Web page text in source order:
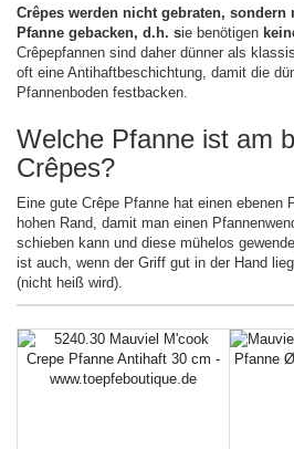
Crêpes werden nicht gebraten,
Pfanne gebacken, d.h. sie benötigen
Crêpepfannen sind daher dünner als
oft eine Antihaftbeschichtung, damit die
Pfannenboden festbacken.
Welche Pfanne ist am
Crêpes?
Eine gute Crêpe Pfanne hat einen ebenen
hohen Rand, damit man einen
schieben kann und diese mühelos
ist auch, wenn der Griff gut in der Hand
(nicht heiß wird).